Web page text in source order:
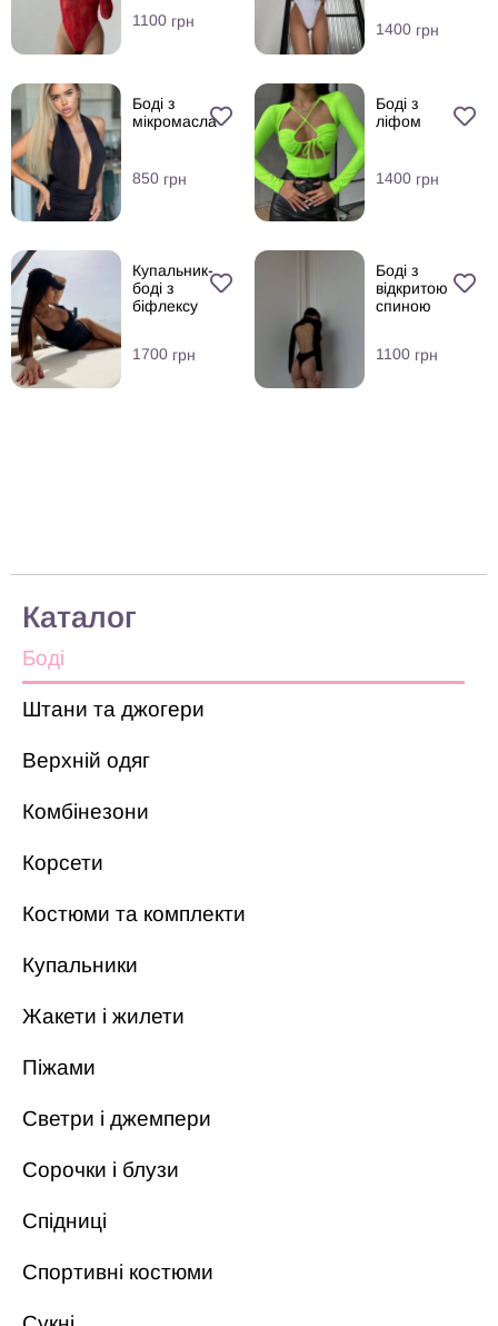
1100 грн 1400 грн
Боді з
мікромасла
850 грн
Боді з
ліфом
1400 грн
Купальник-
боді з
біфлексу
1700 грн
Боді з
відкритою
спиною
1100 грн
Каталог
Боді
Штани та джогери
Верхній одяг
Комбінезони
Корсети
Костюми та комплекти
Купальники
Жакети і жилети
Піжами
Светри і джемпери
Сорочки і блузи
Спідниці
Спортивні костюми